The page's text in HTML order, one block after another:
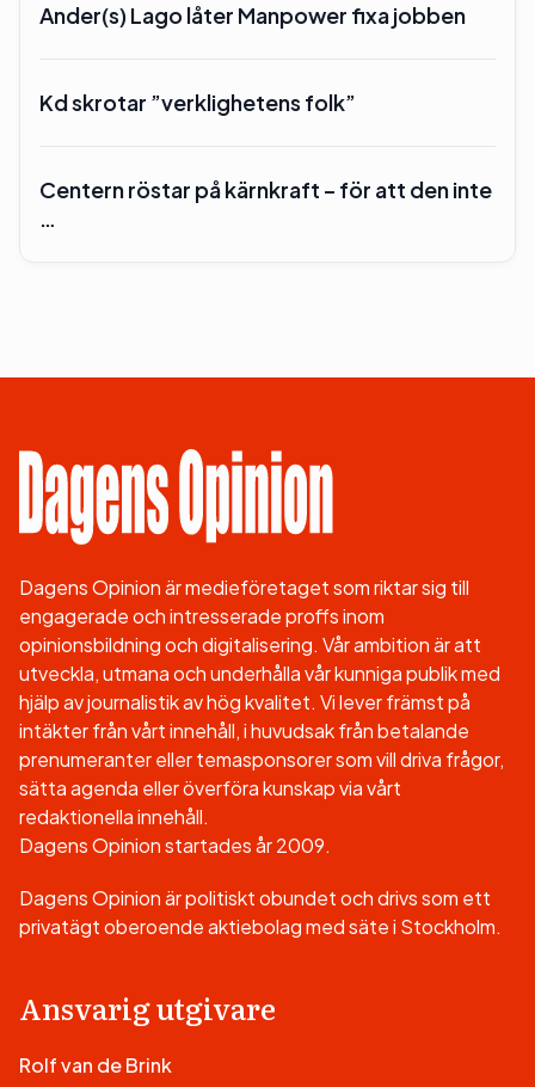
Ander(s) Lago låter Manpower fixa jobben
Kd skrotar ”verklighetens folk”
Centern röstar på kärnkraft – för att den inte
…
Dagens Opinion är medieföretaget som riktar sig till
engagerade och intresserade proffs inom
opinionsbildning och digitalisering. Vår ambition är att
utveckla, utmana och underhålla vår kunniga publik med
hjälp av journalistik av hög kvalitet. Vi lever främst på
intäkter från vårt innehåll, i huvudsak från betalande
prenumeranter eller temasponsorer som vill driva frågor,
sätta agenda eller överföra kunskap via vårt
redaktionella innehåll.
Dagens Opinion startades år 2009.
Dagens Opinion är politiskt obundet och drivs som ett
privatägt oberoende aktiebolag med säte i Stockholm.
Ansvarig utgivare
Rolf van de Brink